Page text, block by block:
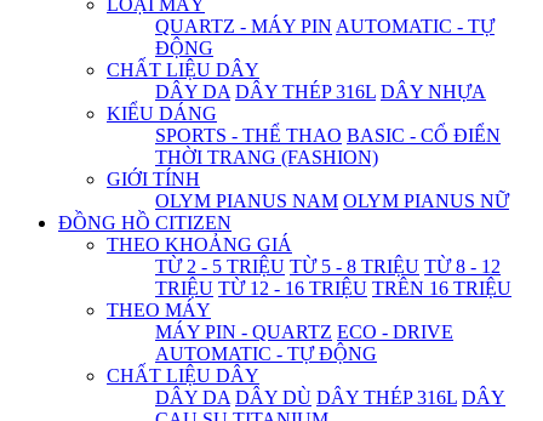
LOẠI MÁY
QUARTZ - MÁY PIN AUTOMATIC - TỰ
ĐỘNG
CHẤT LIỆU DÂY
DÂY DA DÂY THÉP 316L DÂY NHỰA
KIỂU DÁNG
SPORTS - THỂ THAO BASIC - CỔ ĐIỂN
THỜI TRANG (FASHION)
GIỚI TÍNH
OLYM PIANUS NAM OLYM PIANUS NỮ
ĐỒNG HỒ CITIZEN
THEO KHOẢNG GIÁ
TỪ 2 - 5 TRIỆU TỪ 5 - 8 TRIỆU TỪ 8 - 12
TRIỆU TỪ 12 - 16 TRIỆU TRÊN 16 TRIỆU
THEO MÁY
MÁY PIN - QUARTZ ECO - DRIVE
AUTOMATIC - TỰ ĐỘNG
CHẤT LIỆU DÂY
DÂY DA DÂY DÙ DÂY THÉP 316L DÂY